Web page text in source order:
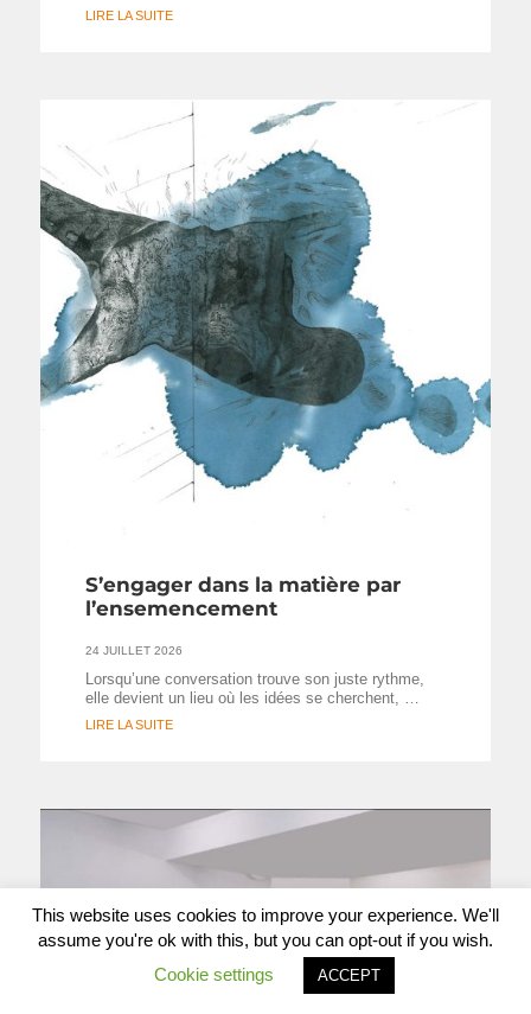
LIRE LA SUITE
S’engager dans la matière par
l’ensemencement
24 JUILLET 2026
Lorsqu’une conversation trouve son juste rythme,
elle devient un lieu où les idées se cherchent, …
LIRE LA SUITE
This website uses cookies to improve your experience. We'll
assume you're ok with this, but you can opt-out if you wish.
Cookie settings
ACCEPT